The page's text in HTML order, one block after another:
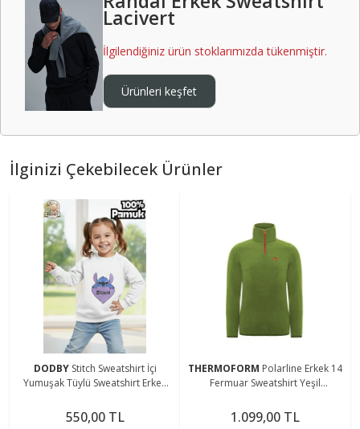
Lacivert
İlgilendiğiniz ürün stoklarımızda tükenmiştir.
Ürünleri keşfet
İlginizi Çekebilecek Ürünler
DODBY Stitch Sweatshirt İçi
Yumuşak Tüylü Sweatshirt Erkek
Stitch Kıyafet
550,00 TL
THERMOFORM Polarline Erkek 14
Fermuar Sweatshirt Yeşil
1.099,00 TL